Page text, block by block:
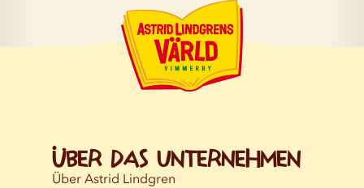
Über das Unternehmen
Über Astrid Lindgren